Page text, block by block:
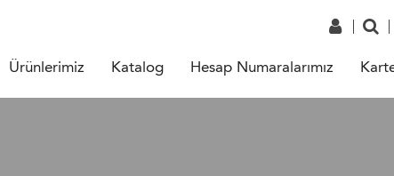
Ürünlerimiz Katalog Hesap Numaralarımız